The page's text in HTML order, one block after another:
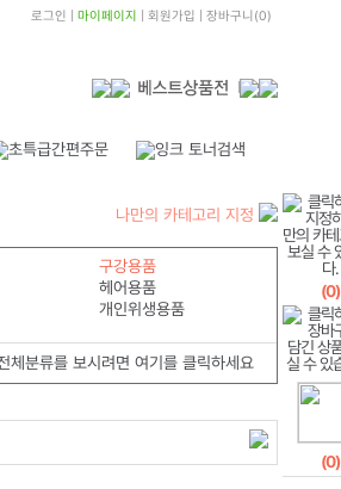
로그인 마이페이지 회원가입 장바구니 (0)
나만의 카테고리 지정
구강용품
헤어용품
개인위생용품
체분류를 보시려면 여기를 클릭하세요
(0)
(0)